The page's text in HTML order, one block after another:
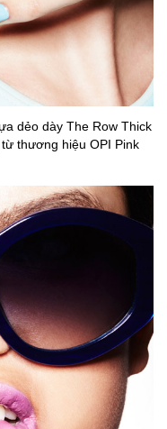
dẻo dày The Row Thick
thương hiệu OPI Pink